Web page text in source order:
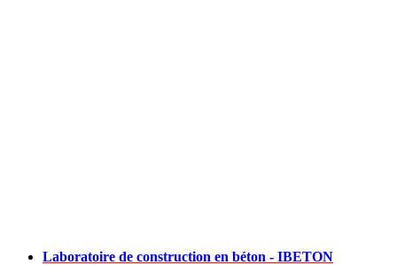
Laboratoire de construction en béton - IBETON